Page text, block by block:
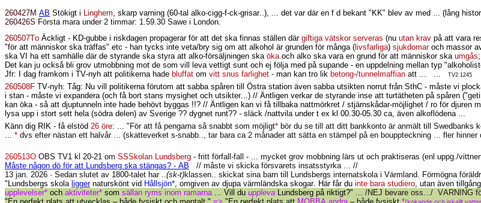
260427M AB Stökigt i Linghem, skarp varning (60-tal alko-cigg-f-ck-grisar..), ... det var där en f d bekant "KK" blev av med ... (lång
260426S Första mara under 2 timmar: 1.59.30 Sawe i London.
260507To Äckligt - KD-gubbe i riskdagen propagerar för att det ska finnas ställen där giftiga vätskor serveras (nu utan krav på att vara
"för att människor ska träffas" etc - han tycks inte veta/bry sig om att alkohol är grunden för många ( livsfarliga) sjukdomaroch massor
ska VI ha ett samhälle där de styrande ska styra att alko-försäljningen ska ökaoch alko ska vara en grund för att människor ska umgås
Det kan ju också bli grov utmobbning mot de som vill leva vettigt sunt och ej följa med på supande - en uppdelning mellan typ
Jfr: I dag framkom i TV-nyh att politikerna hade bluffat om vitt snus farlighet - man kan tro lik betong-/tunnelmaffian att ... ... TV2 1245
260508F TV-nyh: Tåg: Nu vill politikerna förutom att sabba spåren till Östra station även sabba utsikten norrut från SthC - måste vi
i stan - måste vi expandera (och få bort stans mysighet och utsikter...) // Äntligen verkar de styrande inse att turtätheten på spåren
kan öka - så att djuptunneln inte hade behövt byggas !!? // Äntligen kan vi få tillbaka nattmörkret / stjärnskådar-möjlighet / ro för djuren
lysa upp i stort sett hela (södra delen) av Sverige ?? dygnet runt?? - släck /nattvila under t ex kl 00.30-05.30 ca, även alkoflödena ...
Känn dig RIK - få elstöd 26 öre: ... " För att få pengarna så snabbt som möjligt* bör du se till att ditt bankkonto är anmält till Swedbanks
... * dvs efter nästan ett halvår ... (skatteverket s-snabb.., tar bara ca 2 månader att sätta en stämpel på en bouppteckning ... fler hinner
260513O OBS TV1 kl 20-21 om SSSkolan Lundsberg - fritt förfall-fall - ... mycket grov mobbning lärs ut och praktiseras (enl uppg./
Måste någon dö för att Lundsberg ska stängas? - AB
// måste vi skicka försvarets insatsstyrka ... //
13 jan. 2026 · Sedan slutet av 1800-talet har ..(sk-t)klassen.. skickat sina barn till Lundsbergs internatskola i Värmland. Förmögna
"Lundsbergs skola liggernaturskönt vid Hållsjön*, omgiven av djupa värmländska skogar. Här får du inte bara studiero, utan även
upplevelser* och aktiviteter* som sällan ryms inom ramarna... Vill du uppleva Lundsberg på riktigt?" ... /NEJ bevare oss.../ VARNING